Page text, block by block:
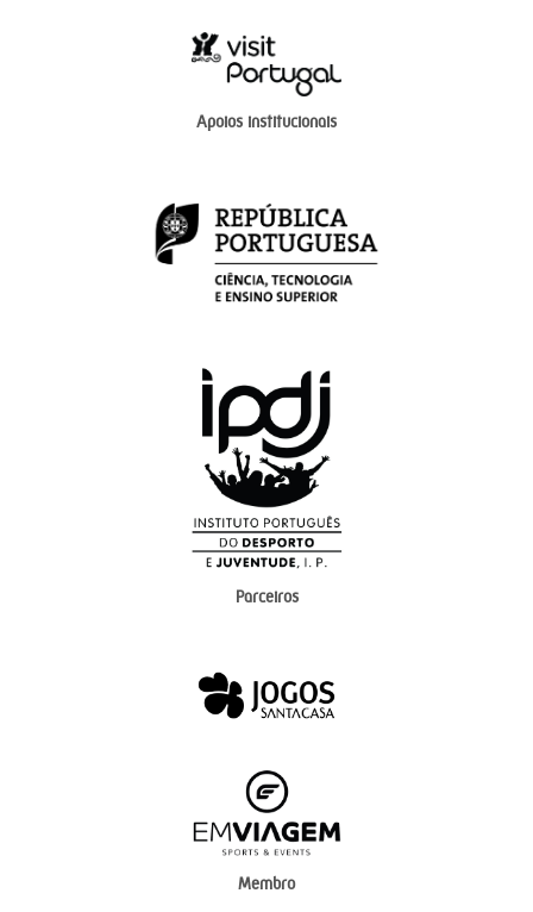
Apoios institucionais
Parceiros
Membro